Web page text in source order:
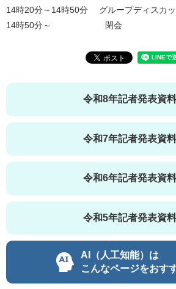
14時20分～14時50分 グループディスカッ
14時50分～ 閉会
令和8年記者発表資料
令和7年記者発表資料
令和6年記者発表資料
令和5年記者発表資料
AI（人工知能）は
こんなページをおす